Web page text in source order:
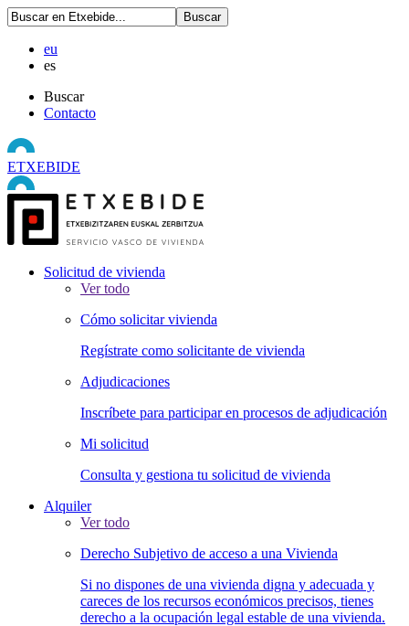
eu
es
Buscar
Contacto
ETXEBIDE
Solicitud de vivienda
Ver todo
Cómo solicitar vivienda
Regístrate como solicitante de vivienda
Adjudicaciones
Inscríbete para participar en procesos de adjudicación
Mi solicitud
Consulta y gestiona tu solicitud de vivienda
Alquiler
Ver todo
Derecho Subjetivo de acceso a una Vivienda
Si no dispones de una vivienda digna y adecuada y
careces de los recursos económicos precisos, tienes
derecho a la ocupación legal estable de una vivienda.